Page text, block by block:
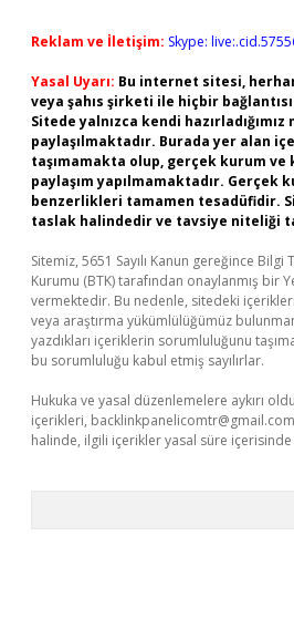
Reklam ve İletişim: Skype:
Yasal Uyarı: Bu internet sitesi,
veya şahıs şirketi ile hiçbir
Sitede yalnızca kendi
paylaşılmaktadır. Burada yer alan
taşımamakta olup, gerçek kurum ve
paylaşım yapılmamaktadır. Gerçek
benzerlikleri tamamen tesadüfidir.
taslak halindedir ve tavsiye niteliği
Sitemiz, 5651 Sayılı Kanun gereğince
Kurumu (BTK) tarafından onaylanmış bir
vermektedir. Bu nedenle, sitedeki
veya araştırma yükümlülüğümüz
yazdıkları içeriklerin sorumluluğunu
bu sorumluluğu kabul etmiş sayılırlar.
Hukuka ve yasal düzenlemelere aykırı
içerikleri, backlinkpanelicomtr@gmail.com
halinde, ilgili içerikler yasal süre içerisinde